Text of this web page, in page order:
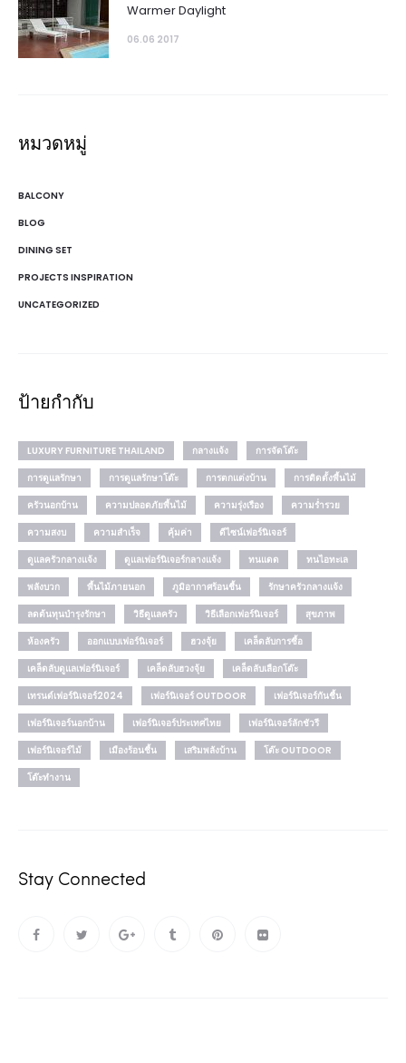
Warmer Daylight
06.06 2017
หมวดหมู่
BALCONY
BLOG
DINING SET
PROJECTS INSPIRATION
UNCATEGORIZED
ป้ายกำกับ
LUXURY FURNITURE THAILAND กลางแจ้ง
การจัดโต๊ะ
การดูแลรักษา
การดูแลรักษาโต๊ะ การตกแต่งบ้าน
การติดตั้งพื้นไม้
ครัวนอกบ้าน
ความปลอดภัยพื้นไม้ ความรุ่งเรือง
ความร่ำรวย
ความสงบ
ความสำเร็จ คุ้มค่า
ดีไซน์เฟอร์นิเจอร์
ดูแลครัวกลางแจ้ง
ดูแลเฟอร์นิเจอร์กลางแจ้ง ทนแดด
ทนไอทะเล
พลังบวก
พื้นไม้ภายนอก ภูมิอากาศร้อนชื้น
รักษาครัวกลางแจ้ง
ลดต้นทุนบำรุงรักษา
วิธีดูแลครัว วิธีเลือกเฟอร์นิเจอร์
สุขภาพ
ห้องครัว
ออกแบบเฟอร์นิเจอร์ ฮวงจุ้ย
เคล็ดลับการซื้อ
เคล็ดลับดูแลเฟอร์นิเจอร์
เคล็ดลับฮวงจุ้ย
เคล็ดลับเลือกโต๊ะ
เทรนด์เฟอร์นิเจอร์2024
เฟอร์นิเจอร์ OUTDOOR
เฟอร์นิเจอร์กันชื้น
เฟอร์นิเจอร์นอกบ้าน
เฟอร์นิเจอร์ประเทศไทย
เฟอร์นิเจอร์ลักชัวรี
เฟอร์นิเจอร์ไม้
เมืองร้อนชื้น เสริมพลังบ้าน
โต๊ะ OUTDOOR
โต๊ะทำงาน
Stay Connected